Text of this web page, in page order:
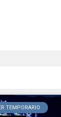
TEMPORARIO